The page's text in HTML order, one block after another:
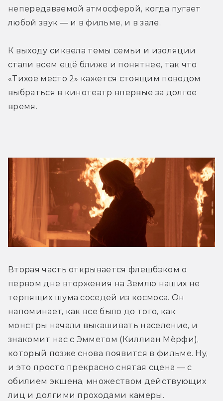
непередаваемой атмосферой, когда пугает
любой звук — и в фильме, и в зале.
К выходу сиквела темы семьи и изоляции
стали всем ещё ближе и понятнее, так что
«Тихое место 2» кажется стоящим поводом
выбраться в кинотеатр впервые за долгое
время.
Вторая часть открывается флешбэком о
первом дне вторжения на Землю наших не
терпящих шума соседей из космоса. Он
напоминает, как все было до того, как
монстры начали выкашивать население, и
знакомит нас с Эмметом (Киллиан Мёрфи),
который позже снова появится в фильме. Ну,
и это просто прекрасно снятая сцена — с
обилием экшена, множеством действующих
лиц и долгими проходами камеры.